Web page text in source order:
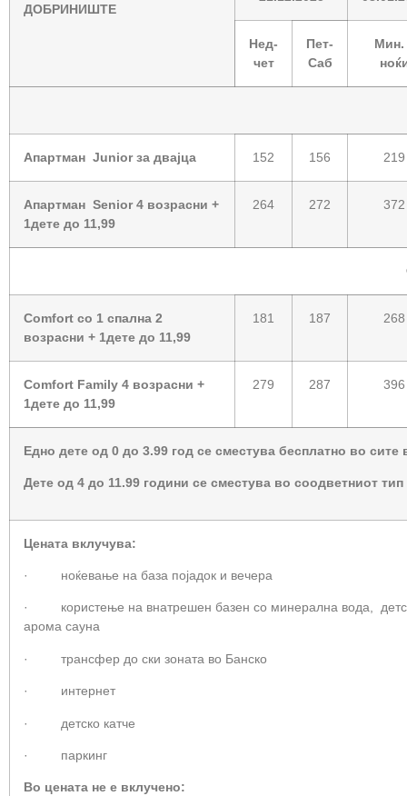
ДОБРИНИШТЕ
Нед-
чет
Пет-
Саб
Мин.
Апартман Juniorза двајца 152 156 219
Апартман Senior 4 возрасни +
1дете до 11,99
264 272 372
Comfort со 1 спална 2
возрасни + 1дете до 11,99
181 187 268
Comfort Family 4 возрасни +
1дете до 11,99
279 287 396
Едно дете од 0 до 3.99 год се сместува бесплатно во
Дете од 4 до 11.99 години се сместува во соодветниот
Цената вклучува:
· ноќевање на база појадок и вечера
· користење на внатрешен базен со минерална вода,
арома сауна
· трансфер до ски зоната во Банско
· интернет
· детско катче
· паркинг
Во цената не е вклучено: